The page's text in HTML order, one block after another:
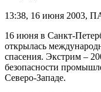
13:38, 16 июня 2003,
16 июня в Санкт-
открылась
спасения. Экстрим –
безопасности
Северо-Западе.